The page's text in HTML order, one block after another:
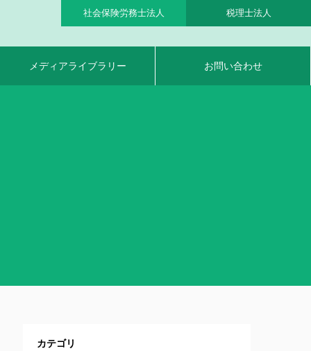
社会保険労務士法人 税理士法人
メディアライブラリー お問い合わせ
カテゴリ